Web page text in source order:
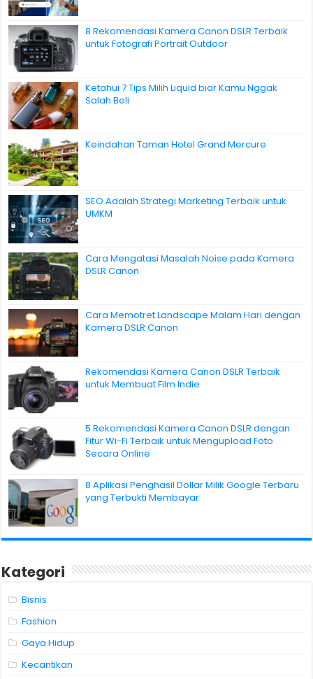
8 Rekomendasi Kamera Canon DSLR Terbaik
untuk Fotografi Portrait Outdoor
Ketahui 7 Tips Milih Liquid biar Kamu Nggak
Salah Beli
Keindahan Taman Hotel Grand Mercure
SEO Adalah Strategi Marketing Terbaik untuk
UMKM
Cara Mengatasi Masalah Noise pada Kamera
DSLR Canon
Cara Memotret Landscape Malam Hari dengan
Kamera DSLR Canon
Rekomendasi Kamera Canon DSLR Terbaik
untuk Membuat Film Indie
5 Rekomendasi Kamera Canon DSLR dengan
Fitur Wi-Fi Terbaik untuk Mengupload Foto
Secara Online
8 Aplikasi Penghasil Dollar Milik Google Terbaru
yang Terbukti Membayar
Kategori
Bisnis
Fashion
Gaya Hidup
Kecantikan